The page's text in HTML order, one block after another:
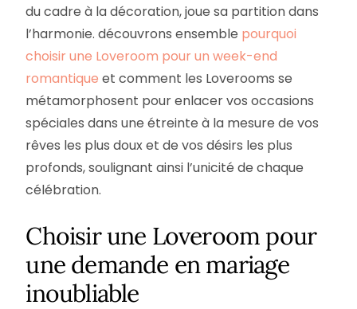
du cadre à la décoration, joue sa partition dans
l’harmonie. découvrons ensemble pourquoi
choisir une Loveroom pour un week-end
romantique et comment les Loverooms se
métamorphosent pour enlacer vos occasions
spéciales dans une étreinte à la mesure de vos
rêves les plus doux et de vos désirs les plus
profonds, soulignant ainsi l’unicité de chaque
célébration.
Choisir une Loveroom pour
une demande en mariage
inoubliable